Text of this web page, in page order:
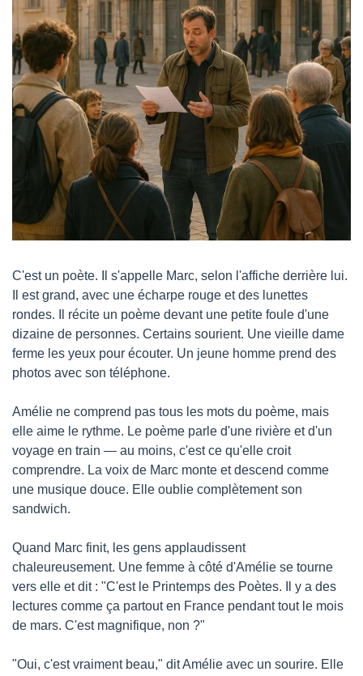
C'est un poète. Il s'appelle Marc, selon l'affiche derrière lui.
Il est grand, avec une écharpe rouge et des lunettes
rondes. Il récite un poème devant une petite foule d'une
dizaine de personnes. Certains sourient. Une vieille dame
ferme les yeux pour écouter. Un jeune homme prend des
photos avec son téléphone.
Amélie ne comprend pas tous les mots du poème, mais
elle aime le rythme. Le poème parle d'une rivière et d'un
voyage en train — au moins, c'est ce qu'elle croit
comprendre. La voix de Marc monte et descend comme
une musique douce. Elle oublie complètement son
sandwich.
Quand Marc finit, les gens applaudissent
chaleureusement. Une femme à côté d'Amélie se tourne
vers elle et dit : "C'est le Printemps des Poètes. Il y a des
lectures comme ça partout en France pendant tout le mois
de mars. C'est magnifique, non ?"
"Oui, c'est vraiment beau," dit Amélie avec un sourire. Elle